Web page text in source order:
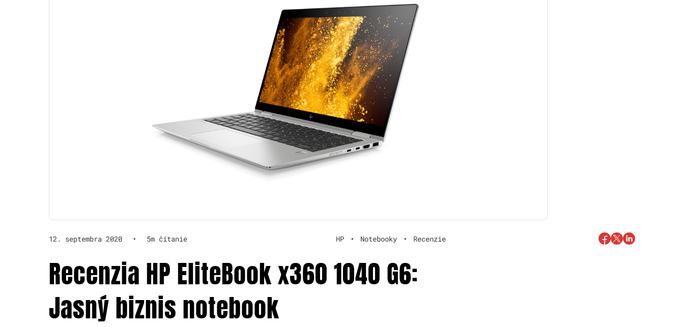
12. septembra 2020 • 5m čítanie HP • Notebooky • Recenzie
Recenzia HP EliteBook x360 1040 G6:
Jasný biznis notebook